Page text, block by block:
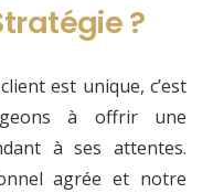
?
est unique, c’est
à offrir une
à ses attentes.
agrée et notre